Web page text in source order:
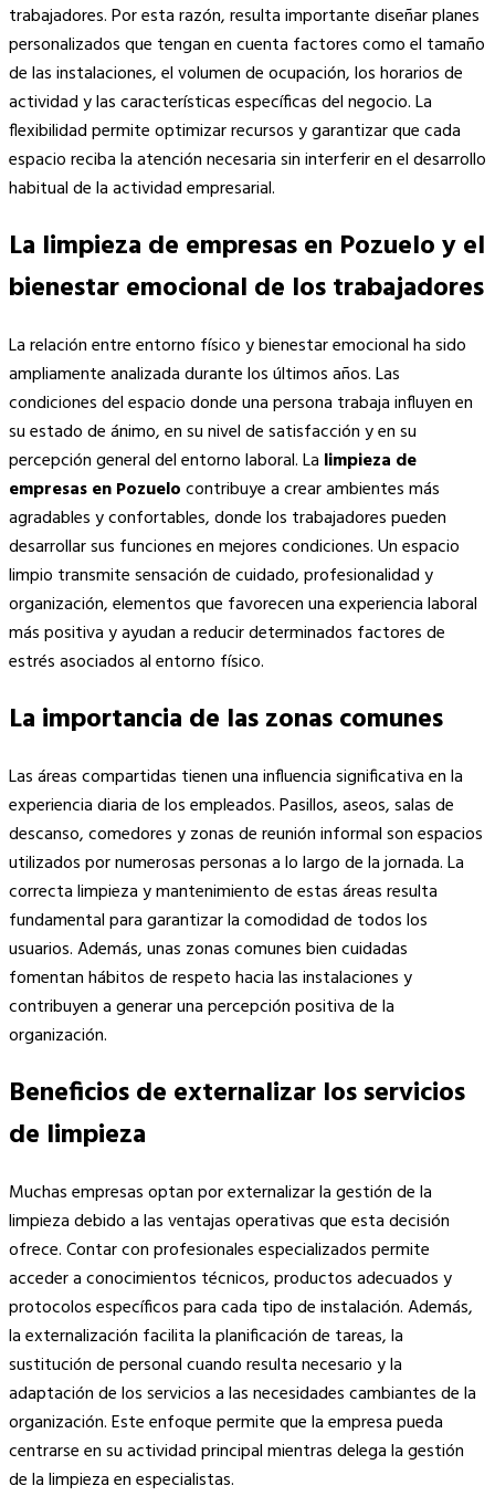
trabajadores. Por esta razón, resulta importante diseñar planes
personalizados que tengan en cuenta factores como el tamaño
de las instalaciones, el volumen de ocupación, los horarios de
actividad y las características específicas del negocio. La
flexibilidad permite optimizar recursos y garantizar que cada
espacio reciba la atención necesaria sin interferir en el desarrollo
habitual de la actividad empresarial.
La limpieza de empresas en Pozuelo y el
bienestar emocional de los trabajadores
La relación entre entorno físico y bienestar emocional ha sido
ampliamente analizada durante los últimos años. Las
condiciones del espacio donde una persona trabaja influyen en
su estado de ánimo, en su nivel de satisfacción y en su
percepción general del entorno laboral. La limpieza de
empresas en Pozuelocontribuye a crear ambientes más
agradables y confortables, donde los trabajadores pueden
desarrollar sus funciones en mejores condiciones. Un espacio
limpio transmite sensación de cuidado, profesionalidad y
organización, elementos que favorecen una experiencia laboral
más positiva y ayudan a reducir determinados factores de
estrés asociados al entorno físico.
La importancia de las zonas comunes
Las áreas compartidas tienen una influencia significativa en la
experiencia diaria de los empleados. Pasillos, aseos, salas de
descanso, comedores y zonas de reunión informal son espacios
utilizados por numerosas personas a lo largo de la jornada. La
correcta limpieza y mantenimiento de estas áreas resulta
fundamental para garantizar la comodidad de todos los
usuarios. Además, unas zonas comunes bien cuidadas
fomentan hábitos de respeto hacia las instalaciones y
contribuyen a generar una percepción positiva de la
organización.
Beneficios de externalizar los servicios
de limpieza
Muchas empresas optan por externalizar la gestión de la
limpieza debido a las ventajas operativas que esta decisión
ofrece. Contar con profesionales especializados permite
acceder a conocimientos técnicos, productos adecuados y
protocolos específicos para cada tipo de instalación. Además,
la externalización facilita la planificación de tareas, la
sustitución de personal cuando resulta necesario y la
adaptación de los servicios a las necesidades cambiantes de la
organización. Este enfoque permite que la empresa pueda
centrarse en su actividad principal mientras delega la gestión
de la limpieza en especialistas.